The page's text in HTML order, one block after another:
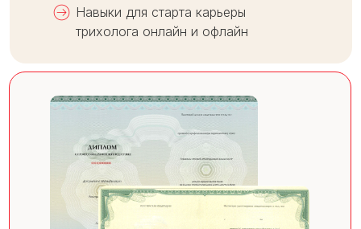
Навыки для старта карьеры
трихолога онлайн и офлайн